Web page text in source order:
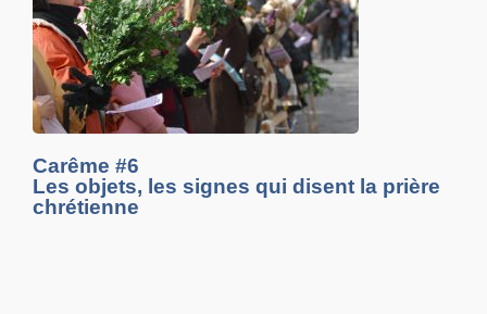
Carême #6
Les objets, les signes qui disent la prière
chrétienne